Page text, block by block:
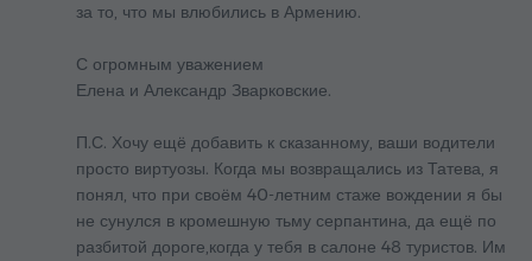
за то, что мы влюбились в Армению.
С огромным уважением
Елена и Александр Зварковские.
П.С. Хочу ещё добавить к сказанному, ваши водители
просто виртуозы. Когда мы возвращались из Татева, я
понял, что при своём 40-летним стаже вождении я бы
не сунулся в кромешную тьму серпантина, да ещё по
разбитой дороге,когда у тебя в салоне 48 туристов. Им